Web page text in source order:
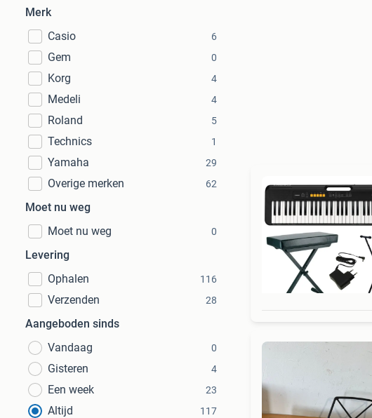
Merk
Casio
6
Gem 0
Korg 4
Medeli 4
Roland 5
Technics 1
Yamaha 29
Overige merken 62
Moet nu weg
Moet nu weg
0
Levering
Ophalen
116
Verzenden 28
Aangeboden sinds
Vandaag
0
Gisteren 4
Een week 23
Altijd 117